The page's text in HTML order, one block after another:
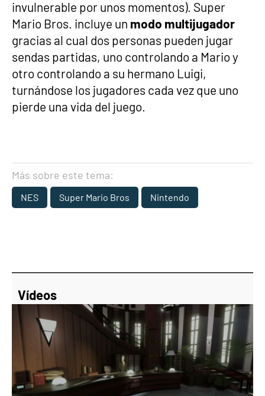
invulnerable por unos momentos). Super
Mario Bros. incluye un modo multijugador
gracias al cual dos personas pueden jugar
sendas partidas, uno controlando a Mario y
otro controlando a su hermano Luigi,
turnándose los jugadores cada vez que uno
pierde una vida del juego.
Más sobre este tema:
NES Super Mario Bros Nintendo
Vídeos